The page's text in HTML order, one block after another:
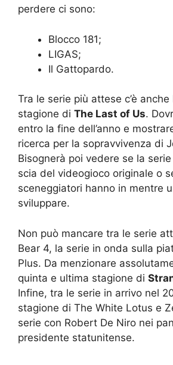
perdere ci sono:
Blocco 181;
LIGAS;
Il Gattopardo.
Tra le serie più attese c’è
stagione di The Last of Us.
entro la fine dell’anno e
ricerca per la sopravvivenza di
Bisognerà poi vedere se la
scia del videogioco originale o
sceneggiatori hanno in mentre
sviluppare.
Non può mancare tra le serie
Bear 4, la serie in onda sulla
Plus. Da menzionare
quinta e ultima stagione di
Infine, tra le serie in arrivo nel
stagione di The White Lotus e
serie con Robert De Niro nei
presidente statunitense.